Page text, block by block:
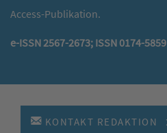
Access-Publikation.
e-ISSN 2567-2673; ISSN 0174-5859
KONTAKT REDAKTION